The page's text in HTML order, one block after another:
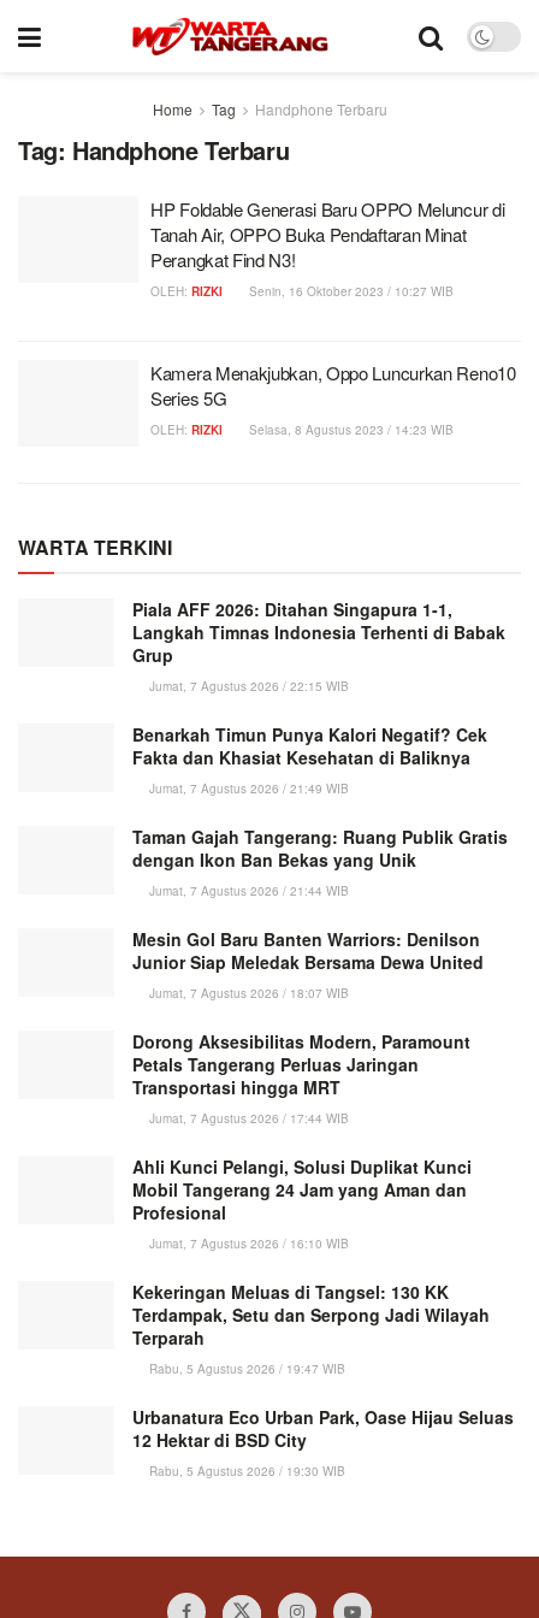
Home Tag Handphone Terbaru
Tag: Handphone Terbaru
HP Foldable Generasi Baru OPPO Meluncur di
Tanah Air, OPPO Buka Pendaftaran Minat
Perangkat Find N3!
OLEH: RIZKI Senin, 16 Oktober 2023 / 10:27 WIB
Kamera Menakjubkan, Oppo Luncurkan Reno10
Series 5G
OLEH: RIZKI Selasa, 8 Agustus 2023 / 14:23 WIB
WARTA TERKINI
Piala AFF 2026: Ditahan Singapura 1-1,
Langkah Timnas Indonesia Terhenti di Babak
Grup
Jumat, 7 Agustus 2026 / 22:15 WIB
Benarkah Timun Punya Kalori Negatif? Cek
Fakta dan Khasiat Kesehatan di Baliknya
Jumat, 7 Agustus 2026 / 21:49 WIB
Taman Gajah Tangerang: Ruang Publik Gratis
dengan Ikon Ban Bekas yang Unik
Jumat, 7 Agustus 2026 / 21:44 WIB
Mesin Gol Baru Banten Warriors: Denilson
Junior Siap Meledak Bersama Dewa United
Jumat, 7 Agustus 2026 / 18:07 WIB
Dorong Aksesibilitas Modern, Paramount
Petals Tangerang Perluas Jaringan
Transportasi hingga MRT
Jumat, 7 Agustus 2026 / 17:44 WIB
Ahli Kunci Pelangi, Solusi Duplikat Kunci
Mobil Tangerang 24 Jam yang Aman dan
Profesional
Jumat, 7 Agustus 2026 / 16:10 WIB
Kekeringan Meluas di Tangsel: 130 KK
Terdampak, Setu dan Serpong Jadi Wilayah
Terparah
Rabu, 5 Agustus 2026 / 19:47 WIB
Urbanatura Eco Urban Park, Oase Hijau Seluas
12 Hektar di BSD City
Rabu, 5 Agustus 2026 / 19:30 WIB